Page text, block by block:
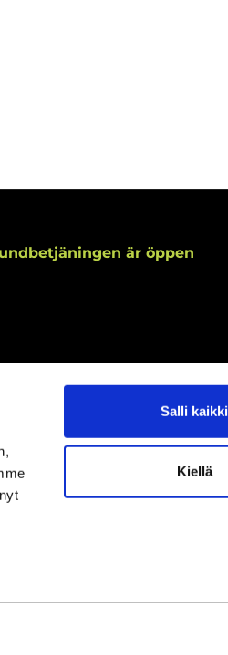
Salli kaikki
Kiellä
är öppen
aukioloaikoina.
kundbetjäningens öppettider.
av öppettiderna